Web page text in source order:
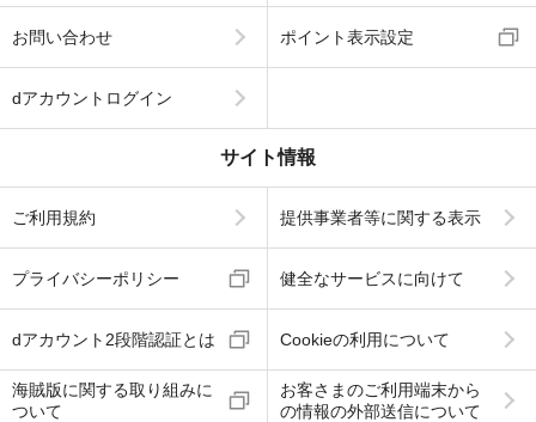
お問い合わせ ポイント表示設定
dアカウントログイン
サイト情報
ご利用規約 提供事業者等に関する表示
プライバシーポリシー 健全なサービスに向けて
dアカウント2段階認証とは Cookieの利用について
海賊版に関する取り組みに
ついて
お客さまのご利用端末から
の情報の外部送信について